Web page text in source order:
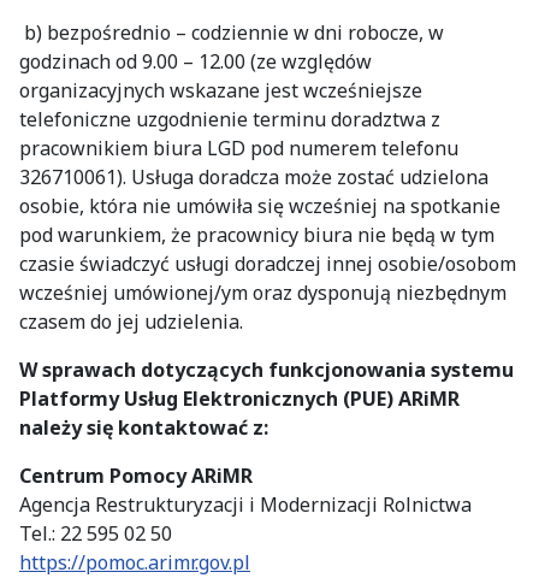
b) bezpośrednio – codziennie w dni robocze, w
godzinach od 9.00 – 12.00 (ze względów
organizacyjnych wskazane jest wcześniejsze
telefoniczne uzgodnienie terminu doradztwa z
pracownikiem biura LGD pod numerem telefonu
326710061). Usługa doradcza może zostać udzielona
osobie, która nie umówiła się wcześniej na spotkanie
pod warunkiem, że pracownicy biura nie będą w tym
czasie świadczyć usługi doradczej innej osobie/osobom
wcześniej umówionej/ym oraz dysponują niezbędnym
czasem do jej udzielenia.
W sprawach dotyczących funkcjonowania systemu
Platformy Usług Elektronicznych (PUE) ARiMR
należy się kontaktować z:
Centrum Pomocy ARiMR
Agencja Restrukturyzacji i Modernizacji Rolnictwa
Tel.: 22 595 02 50
https://pomoc.arimr.gov.pl